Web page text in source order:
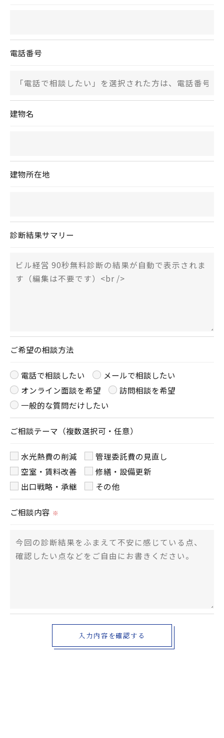
電話番号
建物名
建物所在地
診断結果サマリー
ご希望の相談方法
電話で相談したい
メールで相談したい
オンライン面談を希望
訪問相談を希望
一般的な質問だけしたい
ご相談テーマ（複数選択可・任意）
水光熱費の削減
管理委託費の見直し
空室・賃料改善
修繕・設備更新
出口戦略・承継
その他
ご相談内容 ※